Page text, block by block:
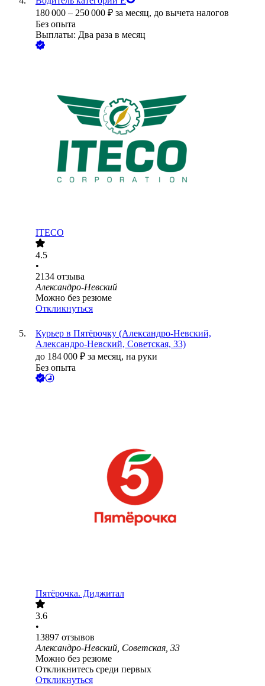
180 000 – 250 000 ₽ за месяц, до вычета налогов
Без опыта
Выплаты: Два раза в месяц
ITECO
4.5
•
2134 отзыва
Александро-Невский
Можно без резюме
Откликнуться
Курьер в Пятёрочку (Александро-Невский,
Александро-Невский, Советская, 33)
до 184 000 ₽ за месяц, на руки
Без опыта
Пятёрочка. Диджитал
3.6
•
13897 отзывов
Александро-Невский, Советская, 33
Можно без резюме
Откликнитесь среди первых
Откликнуться